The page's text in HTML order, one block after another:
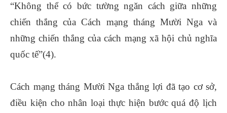
“Không thể có bức tường ngăn cách giữa những
chiến thắng của Cách mạng tháng Mười Nga và
những chiến thắng của cách mạng xã hội chủ nghĩa
quốc tế”(4).
Cách mạng tháng Mười Nga thắng lợi đã tạo cơ sở,
điều kiện cho nhân loại thực hiện bước quá độ lịch